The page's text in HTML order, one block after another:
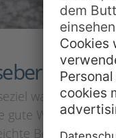
war schon
gute Wahl, von
Bedenken,